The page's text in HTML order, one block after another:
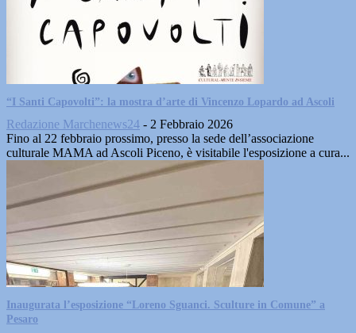
“I Santi Capovolti”: la mostra d’arte di Vincenzo Lopardo ad Ascoli
Redazione Marchenews24 - 2 Febbraio 2026
Fino al 22 febbraio prossimo, presso la sede dell’associazione
culturale MAMA ad Ascoli Piceno, è visitabile l'esposizione a cura...
Inaugurata l’esposizione “Loreno Sguanci. Sculture in Comune” a
Pesaro